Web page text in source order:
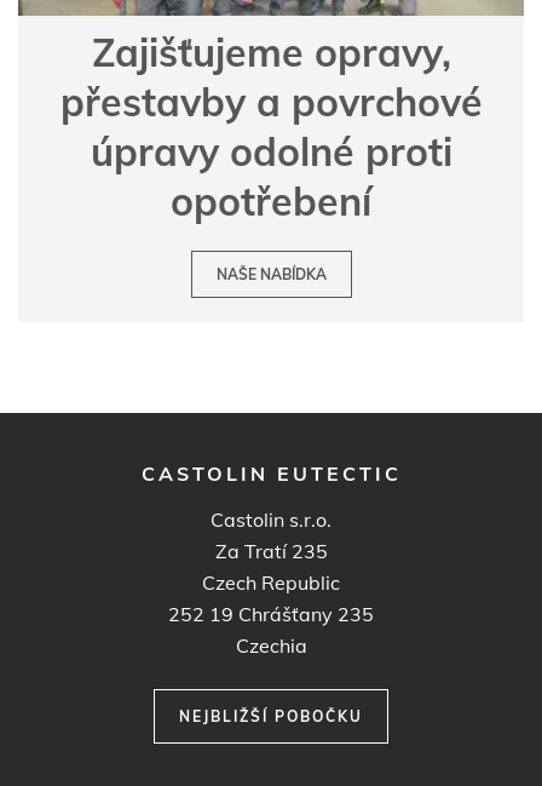
Zajišťujeme opravy,
přestavby a povrchové
úpravy odolné proti
opotřebení
NAŠE NABÍDKA
CASTOLIN EUTECTIC
Castolin s.r.o.
Za Tratí 235
Czech Republic
252 19 Chrášťany 235
Czechia
NEJBLIŽŠÍ POBOČKU